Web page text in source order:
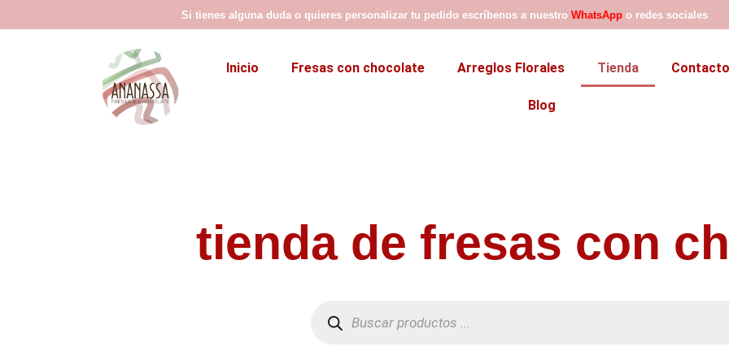
Si tienes alguna duda o quieres personalizar tu pedido escríbenos a nuestroWhatsApp o redes sociales
Inicio Fresas con chocolate Arreglos Florales Tienda Contacto
Blog
tienda de fresas con
productos